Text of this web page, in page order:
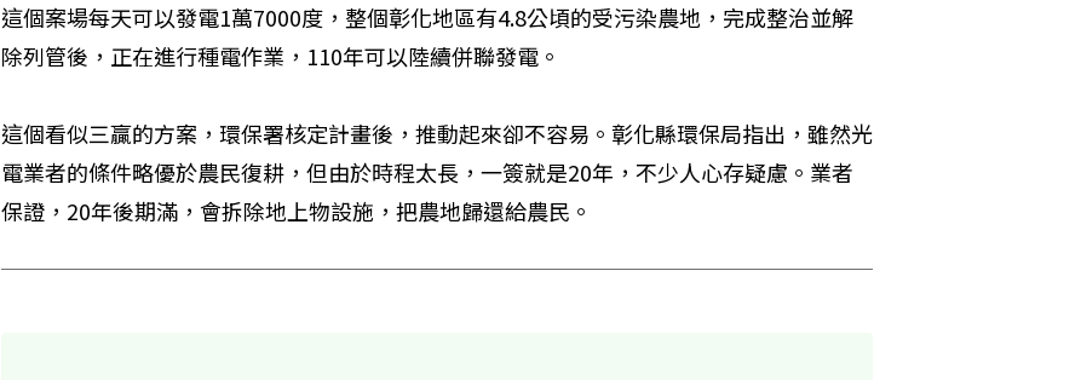
這個案場每天可以發電1萬7000度，整個彰化地區有4.8公頃的受污染農地，完成整治並解
除列管後，正在進行種電作業，110年可以陸續併聯發電。
這個看似三贏的方案，環保署核定計畫後，推動起來卻不容易。彰化縣環保局指出，雖然光
電業者的條件略優於農民復耕，但由於時程太長，一簽就是20年，不少人心存疑慮。業者
保證，20年後期滿，會拆除地上物設施，把農地歸還給農民。